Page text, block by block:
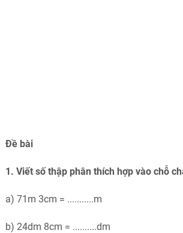
Đề bài
1. Viết số thập phân thích hợp vào chỗ
a) 71m 3cm = ...........m
b) 24dm 8cm = ..........dm